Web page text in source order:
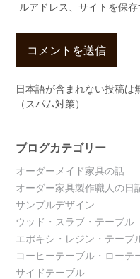
ルアドレス、サイトを保存
日本語が含まれない投稿は
（スパム対策）
ブログカテゴリー
オーダーメイド家具の話
オーダー家具製作職人の日
サンプルデザイン
ウッド・スラブ・テーブル
エポキシ・レジン・テーブ
コーヒーテーブル・ローテ
サイドテーブル